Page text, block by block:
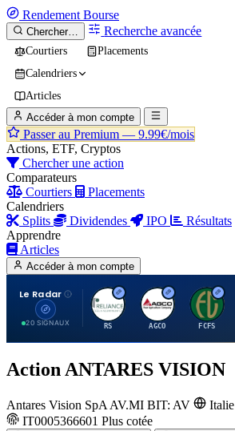
Rendement Bourse
Chercher… Recherche avancée
Courtiers
Placements
Calendriers
Articles
Accéder à mon compte
Passer au Premium — 9.99€/mois
Actions, ETF, Cryptos
Chercher une action
Comparateurs
Courtiers
Placements
Calendriers
Splits
Dividendes IPO
Résultats
Apprendre
Articles
Accéder à mon compte
Le Radar
20 SIGNAUX
R
RS
A
AGCO
F
FCFS
Action ANTARES VISION
Antares Vision SpA AV.MI BIT: AV Italie
IT0005366601 Plus cotée